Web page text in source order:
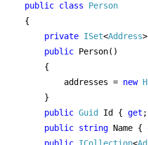
public class
{
private ISet<Address
public Person()
    {
        addresses =
new
    }
public Guid Id { get ;
public string Name {